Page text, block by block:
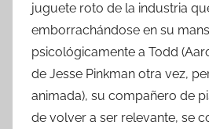
juguete roto de la industria
emborrachándose en su
psicológicamente a Todd
de Jesse Pinkman otra vez,
animada), su compañero de
de volver a ser relevante, se